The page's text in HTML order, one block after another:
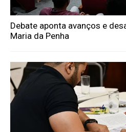
Debate aponta avanços e
Maria da Penha